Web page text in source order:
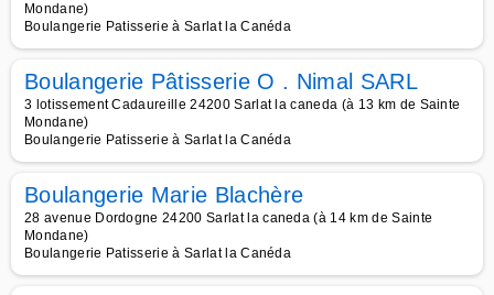
Mondane)
Boulangerie Patisserie à Sarlat la Canéda
Boulangerie Pâtisserie O . Nimal SARL
3 lotissement Cadaureille 24200 Sarlat la caneda (à 13 km de Sainte
Mondane)
Boulangerie Patisserie à Sarlat la Canéda
Boulangerie Marie Blachère
28 avenue Dordogne 24200 Sarlat la caneda (à 14 km de Sainte
Mondane)
Boulangerie Patisserie à Sarlat la Canéda